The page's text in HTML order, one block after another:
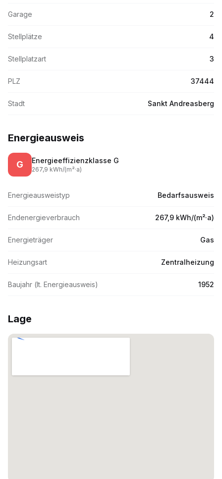
Garage 2
Stellplätze 4
Stellplatzart 3
PLZ 37444
Stadt Sankt Andreasberg
Energieausweis
G Energieeffizienzklasse G
267,9 kWh/(m²·a)
Energieausweistyp Bedarfsausweis
Endenergieverbrauch 267,9 kWh/(m²·a)
Energieträger Gas
Heizungsart Zentralheizung
Baujahr (lt. Energieausweis) 1952
Lage